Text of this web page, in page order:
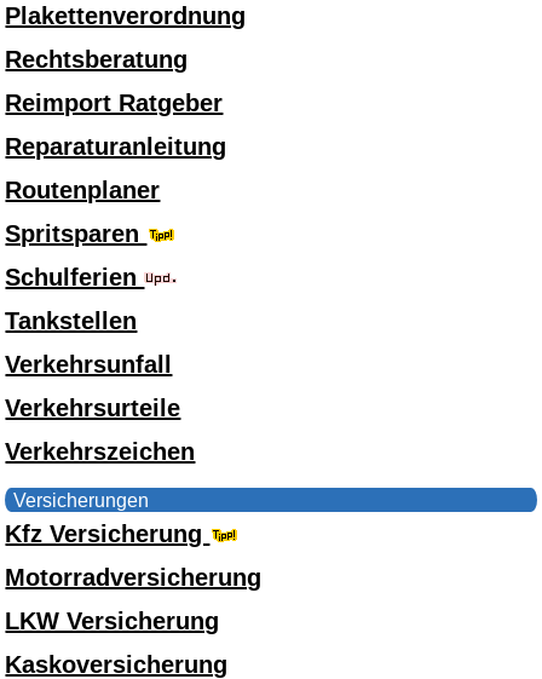
Plakettenverordnung
Rechtsberatung
Reimport Ratgeber
Reparaturanleitung
Routenplaner
Spritsparen
Schulferien
Tankstellen
Verkehrsunfall
Verkehrsurteile
Verkehrszeichen
Versicherungen
Kfz Versicherung
Motorradversicherung
LKW Versicherung
Kaskoversicherung